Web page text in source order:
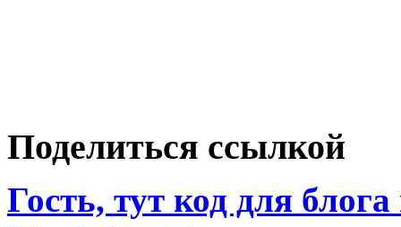
Поделиться ссылкой
Гость, тут код для